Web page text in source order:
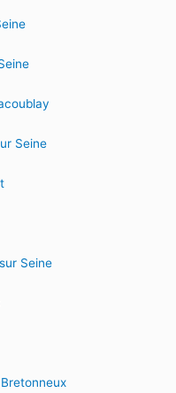
Seine
Seine